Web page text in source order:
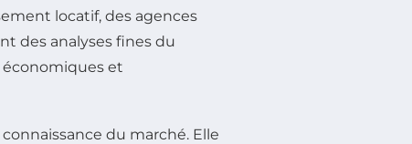
locatif, des agences
des analyses fines du
et
du marché. Elle